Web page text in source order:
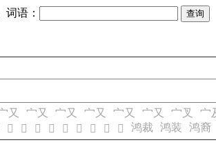
语：
又 宀又 宀又 宀又 宀又 宀又 宀叉 宀
𣥙 𣥚 𣥛 𣥜 𣥝 𣥞 𣥟 𣥠 𣥡 鸿裁 鸿装 鸿裔